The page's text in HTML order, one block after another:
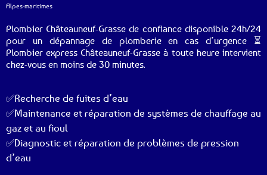
Alpes-maritimes
Plombier Châteauneuf-Grasse de confiance disponible 24h/24
pour un dépannage de plomberie en cas d’urgence ⏳
Plombier express Châteauneuf-Grasse à toute heure intervient
chez-vous en moins de 30 minutes.
✅Recherche de fuites d’eau
✅Maintenance et réparation de systèmes de chauffage au
gaz et au fioul
✅Diagnostic et réparation de problèmes de pression
d’eau